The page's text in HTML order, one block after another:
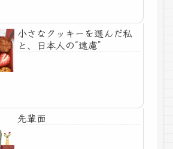
小さなクッキーを選んだ私
と、日本人の“遠慮”
先輩面